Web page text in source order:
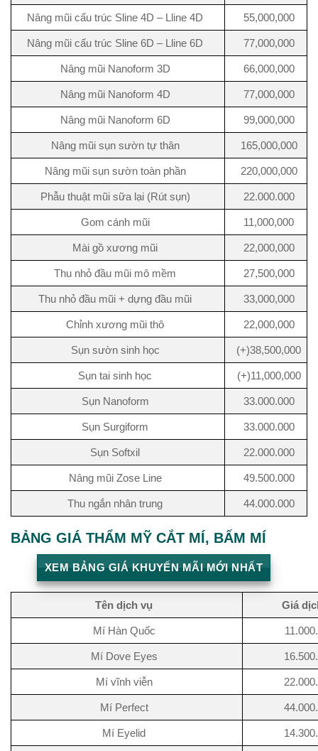
Nâng mũi cấu trúc Sline 4D – Lline 4D 55,000,000
Nâng mũi cấu trúc Sline 6D – Lline 6D 77,000,000
Nâng mũi Nanoform 3D 66,000,000
Nâng mũi Nanoform 4D 77,000,000
Nâng mũi Nanoform 6D 99,000,000
Nâng mũi sụn sườn tự thân 165,000,000
Nâng mũi sụn sườn toàn phần 220,000,000
Phẫu thuật mũi sữa lại (Rút sụn) 22.000.000
Gom cánh mũi 11,000,000
Mài gồ xương mũi 22,000,000
Thu nhỏ đầu mũi mô mềm 27,500,000
Thu nhỏ đầu mũi + dựng đầu mũi 33,000,000
Chỉnh xương mũi thô 22,000,000
Sụn sườn sinh học (+)38,500,000
Sụn tai sinh học (+)11,000,000
Sụn Nanoform 33.000.000
Sụn Surgiform 33.000.000
Sụn Softxil 22.000.000
Nâng mũi Zose Line 49.500.000
Thu ngắn nhân trung 44.000.000
BẢNG GIÁ THẨM MỸ CẮT MÍ, BẤM MÍ
XEM BẢNG GIÁ KHUYẾN MÃI MỚI NHẤT
Tên dịch vụ Giá
Mí Hàn Quốc
Mí Dove Eyes
Mí vĩnh viễn
Mí Perfect
Mí Eyelid